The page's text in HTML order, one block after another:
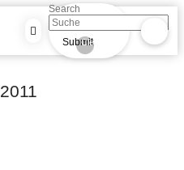
Search
Submit
Clear